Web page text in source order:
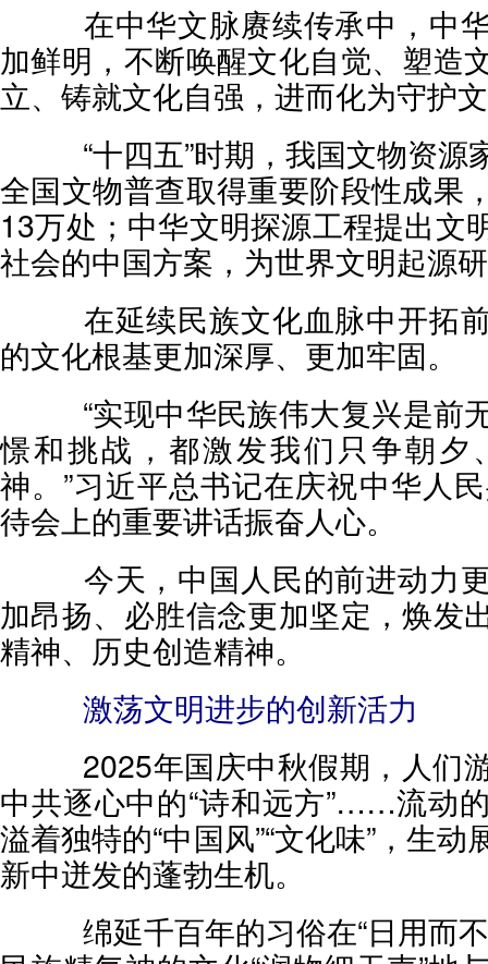
在中华文脉赓续传承中，中
加鲜明，不断唤醒文化自觉、塑造
立、铸就文化自强，进而化为守护
“十四五”时期，我国文物资源
全国文物普查取得重要阶段性成果
13万处；中华文明探源工程提出文
社会的中国方案，为世界文明起源
在延续民族文化血脉中开拓
的文化根基更加深厚、更加牢固。
“实现中华民族伟大复兴是前
憬和挑战，都激发我们只争朝夕
神。”习近平总书记在庆祝中华人
待会上的重要讲话振奋人心。
今天，中国人民的前进动力
加昂扬、必胜信念更加坚定，焕发
精神、历史创造精神。
激荡文明进步的创新活力
2025年国庆中秋假期，人们
中共逐心中的“诗和远方”……流动
溢着独特的“中国风”“文化味”，生
新中迸发的蓬勃生机。
绵延千百年的习俗在“日用而不